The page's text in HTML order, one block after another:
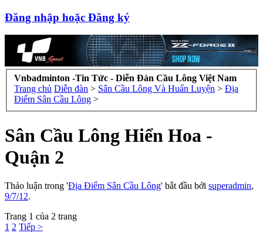
Đăng nhập hoặc Đăng ký
Vnbadminton -Tin Tức - Diễn Đàn Cầu Lông Việt Nam
Trang chủ Diễn đàn > Sân Cầu Lông Và Huấn Luyện > Địa
Điểm Sân Cầu Lông >
Sân Cầu Lông Hiển Hoa -
Quận 2
Thảo luận trong 'Địa Điểm Sân Cầu Lông' bắt đầu bởi superadmin,
9/7/12.
Trang 1 của 2 trang
1 2 Tiếp >